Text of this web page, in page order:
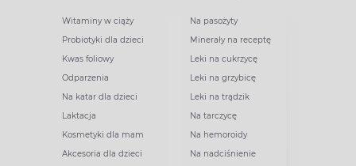
Witaminy w ciąży
Probiotyki dla dzieci
Kwas foliowy
Odparzenia
Na katar dla dzieci
Laktacja
Kosmetyki dla mam
Akcesoria dla dzieci
Na pasożyty
Minerały na receptę
Leki na cukrzycę
Leki na grzybicę
Leki na trądzik
Na tarczycę
Na hemoroidy
Na nadciśnienie